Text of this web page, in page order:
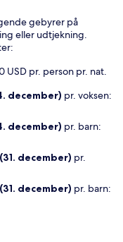
gebyrer på
eller udtjekning.
USD pr. person pr. nat.
december) pr. voksen:
december) pr. barn:
december) pr.
december) pr. barn: